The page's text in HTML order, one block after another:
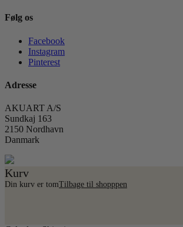
Følg os
Facebook
Instagram
Pinterest
Adresse
AKUART A/S
Sundkaj 163
2150 Nordhavn
Danmark
Kurv
Din kurv er tomTilbage til shopppen